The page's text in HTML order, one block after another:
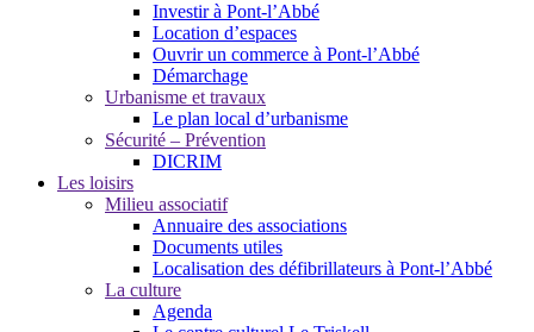
Investir à Pont-l’Abbé
Location d’espaces
Ouvrir un commerce à Pont-l’Abbé
Démarchage
Urbanisme et travaux
Le plan local d’urbanisme
Sécurité – Prévention
DICRIM
Les loisirs
Milieu associatif
Annuaire des associations
Documents utiles
Localisation des défibrillateurs à Pont-l’Abbé
La culture
Agenda